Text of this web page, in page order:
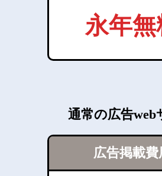
通常の広告web
広告掲載費
永年無